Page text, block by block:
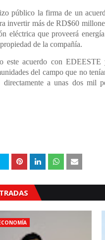
público la firma de un
invertir más de RD$60
eléctrica que proveerá
de la compañía.
este acuerdo con
del campo que no
a unas dos mil